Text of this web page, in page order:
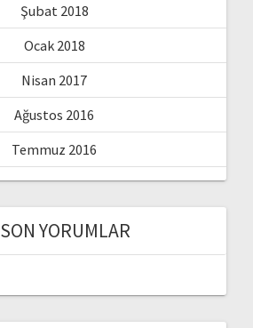
Şubat 2018
Ocak 2018
Nisan 2017
Ağustos 2016
Temmuz 2016
SON YORUMLAR